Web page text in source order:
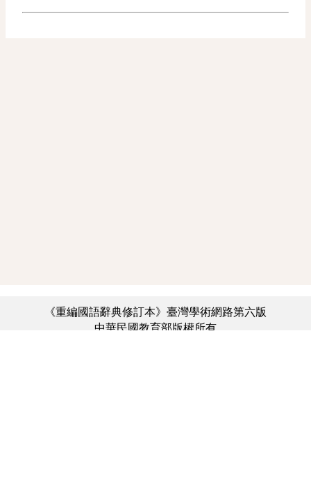
《重編國語辭典修訂本》臺灣學術網路第六版
中華民國教育部版權所有